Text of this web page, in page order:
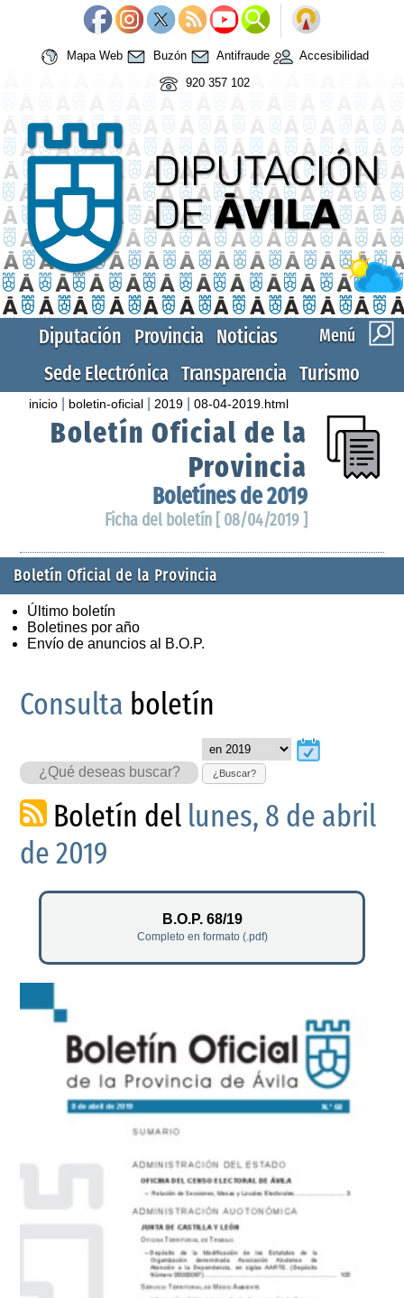
Mapa Web Buzón Antifraude
Accesibilidad
920 357 102
Menú
Diputación Provincia Noticias
Sede Electrónica Transparencia Turismo
inicio boletin-oficial 2019 |08-04-2019.html
Boletín Oficial de la
Provincia
Boletínes de 2019
Ficha del boletín [ 08/04/2019 ]
Boletín Oficial de la Provincia
Último boletín
Boletines por año
Envío de anuncios al B.O.P.
Consulta boletín
¿Buscar?
Boletín del lunes, 8 de abril
de 2019
B.O.P. 68/19
Completo en formato (.pdf)